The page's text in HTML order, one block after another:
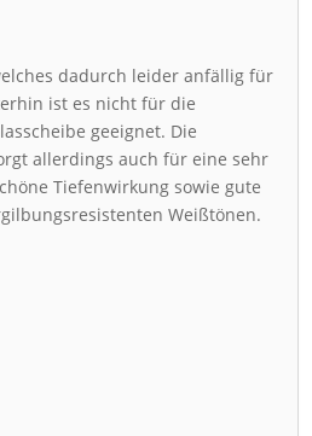
dadurch leider anfällig für
ist es nicht für die
geeignet. Die
allerdings auch für eine sehr
Tiefenwirkung sowie gute
Weißtönen.